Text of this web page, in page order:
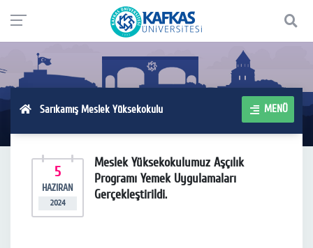
Sarıkamış Meslek Yüksekokulu MENÜ
5
HAZIRAN
2024
Meslek Yüksekokulumuz Aşçılık
Programı Yemek Uygulamaları
Gerçekleştirildi.